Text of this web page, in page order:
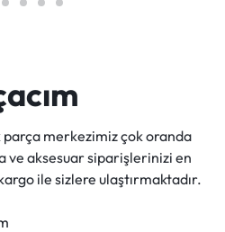
merkezimiz çok oranda
ve aksesuar siparişlerinizi en
ile sizlere ulaştırmaktadır.